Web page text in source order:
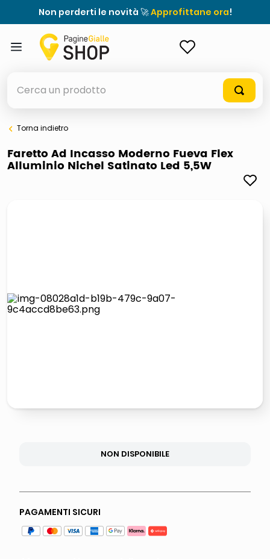
Non perderti le novità 🚀Approfittane ora!
elenchi telefonici
meme
airpods
pattumiera raccolta differenziata
Torna indietro
Faretto Ad Incasso Moderno Fueva Flex
Alluminio Nichel Satinato Led 5,5W
NON DISPONIBILE
PAGAMENTI SICURI